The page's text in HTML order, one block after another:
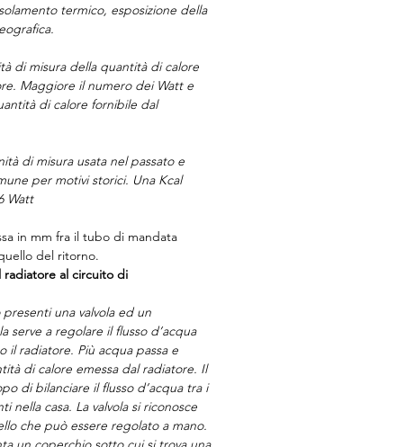
termico, esposizione della
di misura della quantità di calore
Maggiore il numero dei Watt e
di calore fornibile dal
di misura usata nel passato e
per motivi storici. Una Kcal
Watt
in mm fra il tubo di mandata
del ritorno.
al circuito di
una valvola ed un
serve a regolare il flusso d’acqua
il radiatore. Più acqua passa e
di calore emessa dal radiatore. Il
di bilanciare il flusso d’acqua tra i
nella casa. La valvola si riconosce
che può essere regolato a mano.